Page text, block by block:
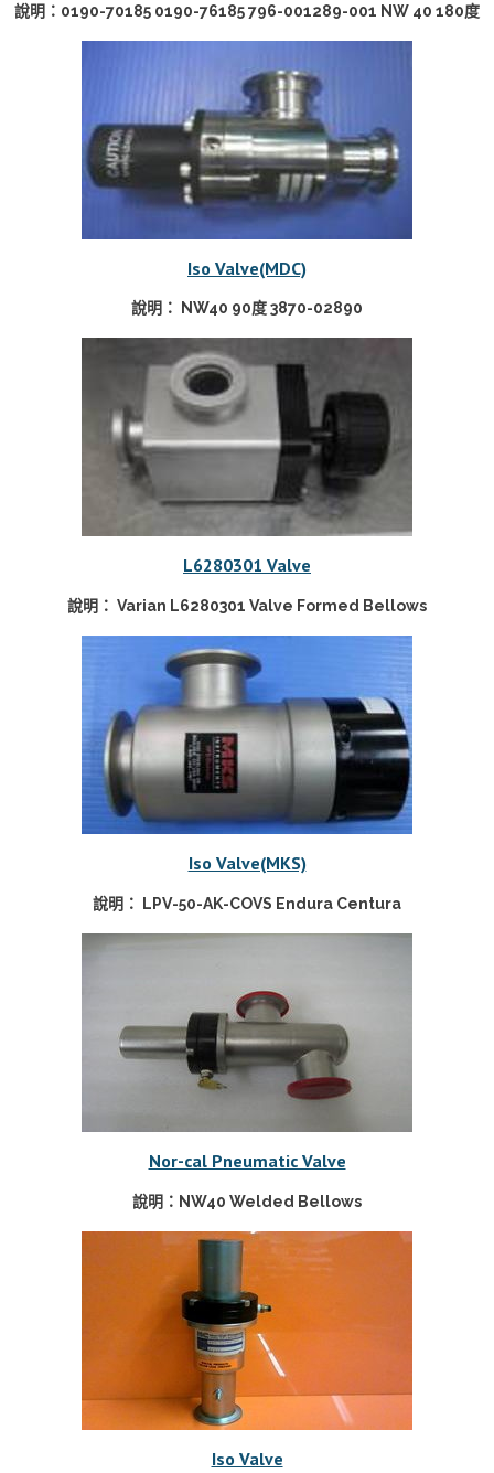
說明：0190-70185 0190-76185 796-001289-001 NW 40 180度
Iso Valve(MDC)
說明： NW40 90度 3870-02890
L6280301 Valve
說明： Varian L6280301 Valve Formed Bellows
Iso Valve(MKS)
說明： LPV-50-AK-COVS Endura Centura
Nor-cal Pneumatic Valve
說明：NW40 Welded Bellows
Iso Valve